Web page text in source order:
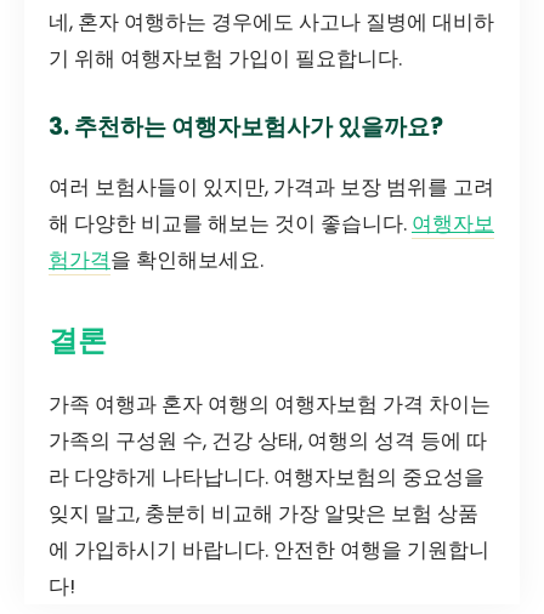
네, 혼자 여행하는 경우에도 사고나 질병에 대비하
기 위해 여행자보험 가입이 필요합니다.
3. 추천하는 여행자보험사가 있을까요?
여러 보험사들이 있지만, 가격과 보장 범위를 고려
해 다양한 비교를 해보는 것이 좋습니다. 여행자보
험가격을 확인해보세요.
결론
가족 여행과 혼자 여행의 여행자보험 가격 차이는
가족의 구성원 수, 건강 상태, 여행의 성격 등에 따
라 다양하게 나타납니다. 여행자보험의 중요성을
잊지 말고, 충분히 비교해 가장 알맞은 보험 상품
에 가입하시기 바랍니다. 안전한 여행을 기원합니
다!